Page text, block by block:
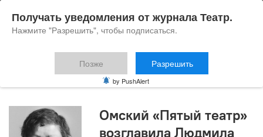
Максим Кальсин
Омский «Пятый театр»
возглавила Людмила
Получать уведомления от журнала Театр.
Нажмите "Разрешить", чтобы подписаться.
Позже Разрешить
by PushAlert